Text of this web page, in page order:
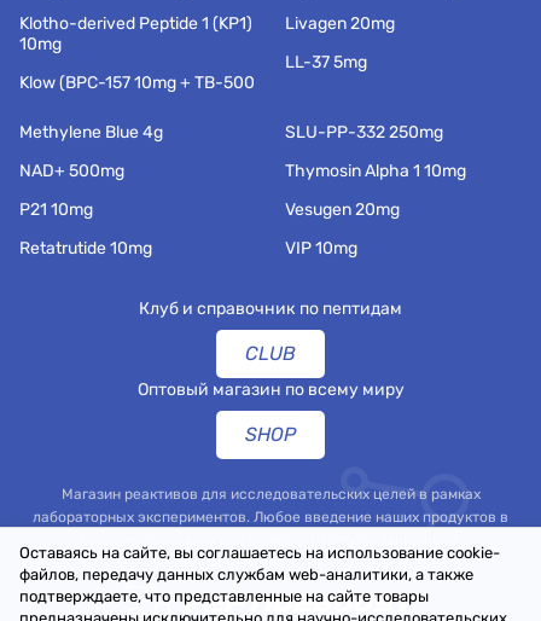
Магазин реактивов для исследовательских целей в рамках
лабораторных экспериментов. Любое введение наших продуктов в
Клуб и справочник по пептидам
CLUB
Оптовый магазин по всему миру
SHOP
Klotho-derived Peptide 1 (KP1)
10mg
Klow (BPC-157 10mg + TB-500
Livagen 20mg
LL-37 5mg
Methylene Blue 4g
NAD+ 500mg
P21 10mg
Retatrutide 10mg
SLU-PP-332 250mg
Thymosin Alpha 1 10mg
Vesugen 20mg
VIP 10mg
Оставаясь на сайте, вы соглашаетесь на использование cookie-
файлов, передачу данных службам web-аналитики, а также
подтверждаете, что представленные на сайте товары